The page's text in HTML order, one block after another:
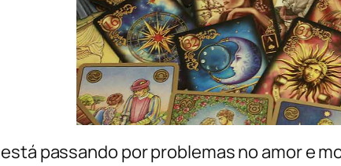
passando por problemas no amor e